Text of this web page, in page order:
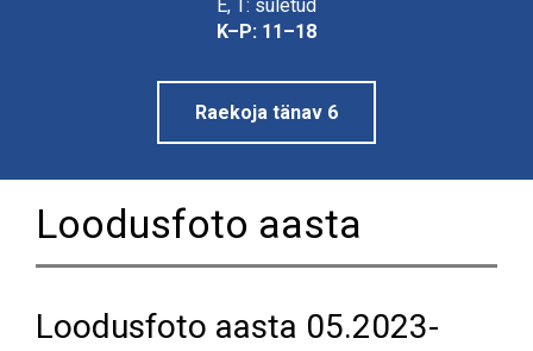
E, T: suletud
K–P: 11–18
Raekoja tänav 6
Loodusfoto aasta
Loodusfoto aasta 05.2023-